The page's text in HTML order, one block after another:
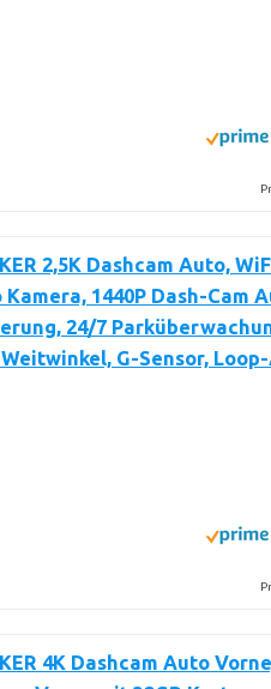
2,5K Dashcam Auto,
1440P Dash-Cam
24/7
Weitwinkel, G-Sensor,
4K Dashcam Auto